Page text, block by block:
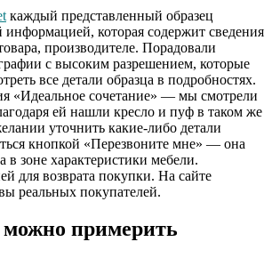
каждый представленный образец
которая содержит сведения
производителе. Порадовали
с высоким разрешением, которые
все детали образца в подробностях.
«Идеальное сочетание» — мы смотрели
ей нашли кресло и пуф в таком же
уточнить какие-либо детали
кнопкой «Перезвоните мне» — она
в зоне характеристики мебели.
для возврата покупки. На сайте
реальных покупателей.
примерить